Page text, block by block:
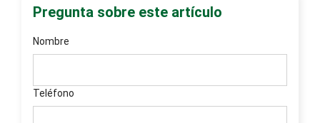
Pregunta sobre este artículo
Nombre
Teléfono